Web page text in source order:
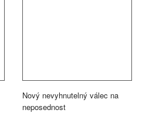
Nový nevyhnutelný válec na
neposednost